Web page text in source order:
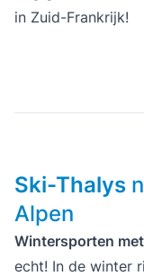
in Zuid-Frankrijk!
Ski-Thalys
Alpen
Wintersporten
echt! In de winter